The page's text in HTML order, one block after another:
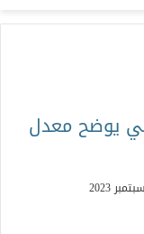
يوضح معدل